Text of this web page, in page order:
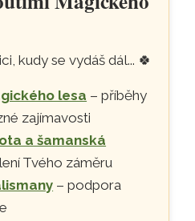
kudy se vydáš dál... 🍀
lesa – příběhy
zajímavosti
a šamanská
Tvého záměru
– podpora